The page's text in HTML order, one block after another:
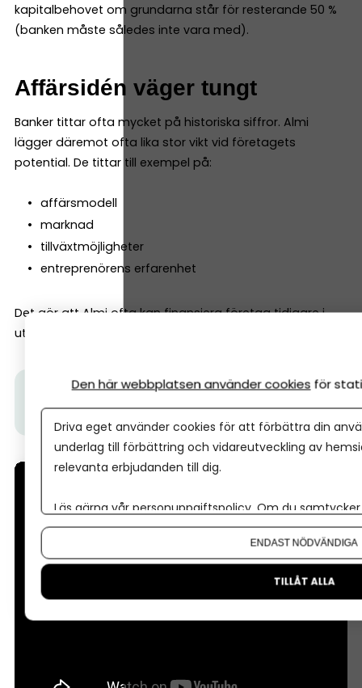
kapitalbehovet om grundarna står för resterande 50 %
(banken måste således inte vara med).
Affärsidén väger tungt
Banker tittar ofta mycket på historiska siffror. Almi
lägger däremot ofta lika stor vikt vid företagets
potential. De tittar till exempel på:
affärsmodell
marknad
tillväxtmöjligheter
entreprenörens erfarenhet
Det gör att Almi ofta kan finansiera företag tidigare i
utvecklingen än vad banker gör.
Tips från Almi:I den här videon får du veta hur ett
Almilån fungerar.
Den här webbplatsen använder cookies för
Driva eget använder cookies för att förbättra din
underlag till förbättring och vidareutveckling av
relevanta erbjudanden till dig.
Läs gärna vår personuppgiftspolicy. Om du
Om du vill ändra ditt val i efterhand hittar du den
ENDAST NÖDVÄNDIGA
TILLÅT ALLA